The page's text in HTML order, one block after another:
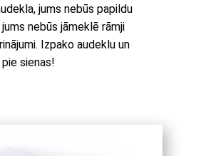
jums nebūs papildu
nebūs jāmeklē rāmji
Izpako audeklu un
sienas!